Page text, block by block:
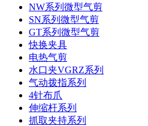
NW系列微型气剪
SN系列微型气剪
GT系列微型气剪
快换夹具
电热气剪
水口夹VGRZ系列
气动拨指系列
4针布爪
伸缩杆系列
抓取夹持系列